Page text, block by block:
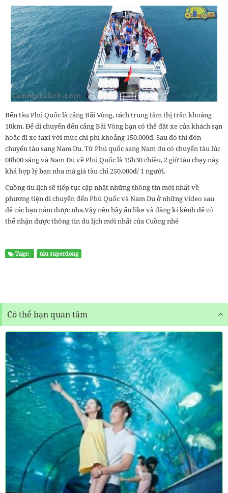
Bến tàu Phú Quốc là cảng Bãi Vòng, cách trung tâm thị trấn khoảng
10km. Để di chuyển đến cảng Bãi Vòng bạn có thể đặt xe của khách sạn
hoặc đi xe taxi với mức chi phí khoảng 150.000đ. Sau đó thì đón
chuyến tàu sang Nam Du. Từ Phú quốc sang Nam du có chuyến tàu lúc
08h00 sáng và Nam Du về Phú Quốc là 15h30 chiều, 2 giờ tàu chạy này
khá hợp lý bạn nha mà giá tàu chỉ 250.000đ/ 1 người.
Cuồng du lịch sẽ tiếp tục cập nhật những thông tin mới nhất về
phương tiện di chuyển đến Phú Quốc và Nam Du ở những video sau
để các bạn nắm được nha.Vậy nên hãy ấn like và đăng kí kênh để có
thể nhận được thông tin du lịch mới nhất của Cuồng nhé
Tags: tàu superdong
Có thể bạn quan tâm